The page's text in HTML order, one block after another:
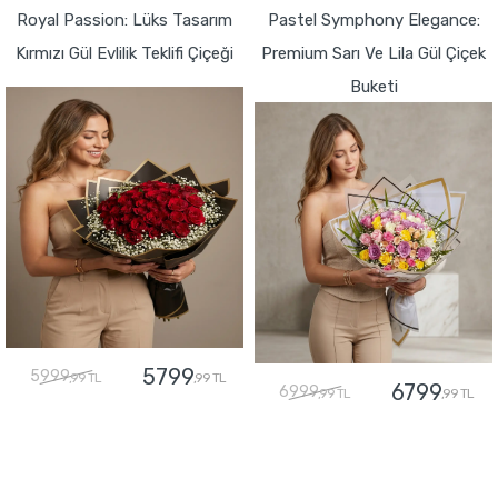
Royal Passion: Lüks Tasarım
Kırmızı Gül Evlilik Teklifi Çiçeği
5999,99 TL 5799,99 TL
Pastel Symphony Elegance:
Premium Sarı Ve Lila Gül Çiçek
Buketi
6999,99 TL 6799,99 TL